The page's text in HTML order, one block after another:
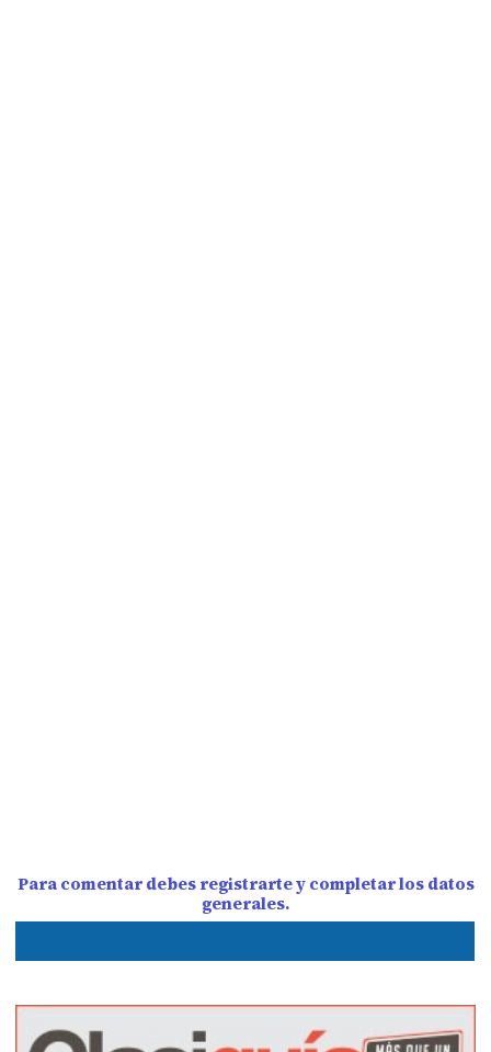
Para comentar debes registrarte y completar los datos
generales.